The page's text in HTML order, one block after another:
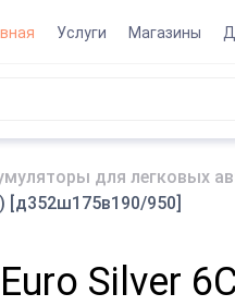
Услуги Магазины
для легковых
[д352ш175в190/950]
Silver